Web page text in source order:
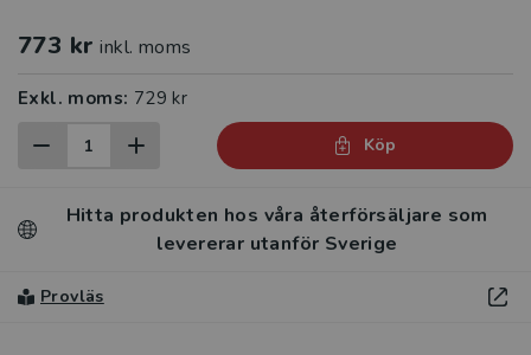
773 kr inkl. moms
Exkl. moms: 729 kr
Köp
Hitta produkten hos våra återförsäljare som
levererar utanför Sverige
Provläs